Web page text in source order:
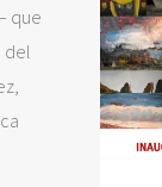
que
del